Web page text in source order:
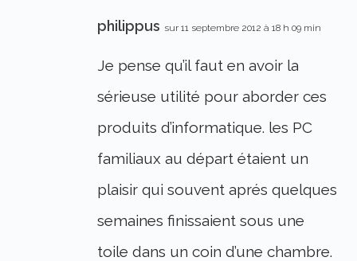
philippus sur 11 septembre 2012 à 18 h 09 min
Je pense qu’il faut en avoir la
sérieuse utilité pour aborder ces
produits d’informatique. les PC
familiaux au départ étaient un
plaisir qui souvent aprés quelques
semaines finissaient sous une
toile dans un coin d’une chambre.